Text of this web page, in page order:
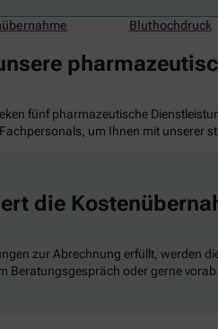
Bluthochdruck
fünf pharmazeutische
um Ihnen mit unserer
die
zur Abrechnung erfüllt, werden
Beratungsgespräch oder gerne